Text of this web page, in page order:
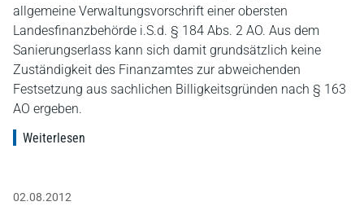
allgemeine Verwaltungsvorschrift einer obersten
Landesfinanzbehörde i.S.d. § 184 Abs. 2 AO. Aus dem
Sanierungserlass kann sich damit grundsätzlich keine
Zuständigkeit des Finanzamtes zur abweichenden
Festsetzung aus sachlichen Billigkeitsgründen nach § 163
AO ergeben.
Weiterlesen
02.08.2012